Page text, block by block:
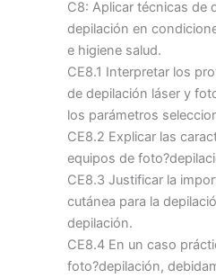
C8: Aplicar técnicas de
depilación en
e higiene salud.
CE8.1 Interpretar los
de depilación láser y
los parámetros
CE8.2 Explicar las
equipos de
CE8.3 Justificar la
cutánea para la
depilación.
CE8.4 En un caso
foto?depilación,